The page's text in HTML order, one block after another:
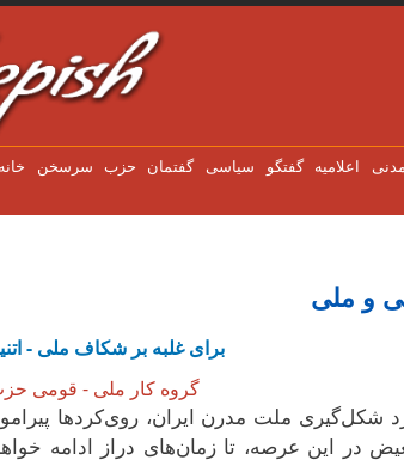
خانه سرسخن حزب گفتمان سياسی گفتگو
و ملی
برای غلبه بر شکاف ملی -
گروه کار ملی - قومی
شکل‌گیری ملت مدرن ایران، روی‌کردها
در این عرصه،‌ تا زمان‌های دراز ادامه